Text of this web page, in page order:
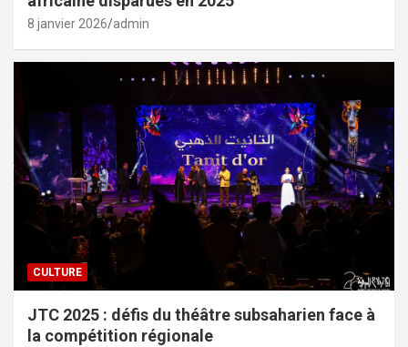
8 janvier 2026 admin
CULTURE
JTC 2025 : défis du théâtre subsaharien face à
la compétition régionale